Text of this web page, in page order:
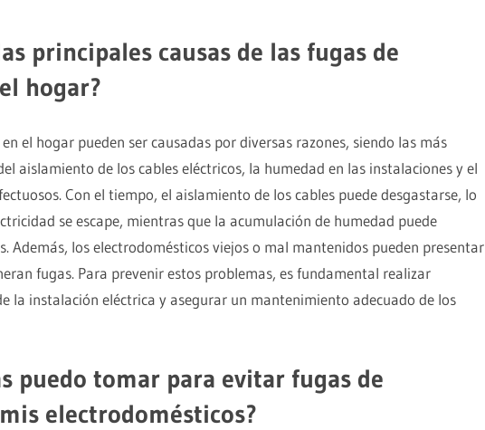
principales causas de las fugas de
hogar?
el hogar pueden ser causadas por diversas razones, siendo las más
aislamiento de los cables eléctricos, la humedad en las instalaciones y el
Con el tiempo, el aislamiento de los cables puede desgastarse, lo
se escape, mientras que la acumulación de humedad puede
Además, los electrodomésticos viejos o mal mantenidos pueden presentar
fugas. Para prevenir estos problemas, es fundamental realizar
la instalación eléctrica y asegurar un mantenimiento adecuado de los
puedo tomar para evitar fugas de
electrodomésticos?